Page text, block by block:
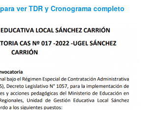
ver TDR y Cronograma completo